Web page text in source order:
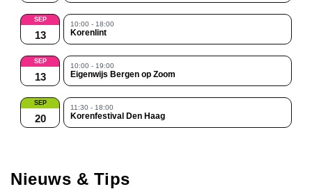
SEP
13
10:00 - 18:00
Korenlint
SEP
13
10:00 - 19:00
Eigenwijs Bergen op Zoom
SEP
20
11:30 - 18:00
Korenfestival Den Haag
Nieuws & Tips